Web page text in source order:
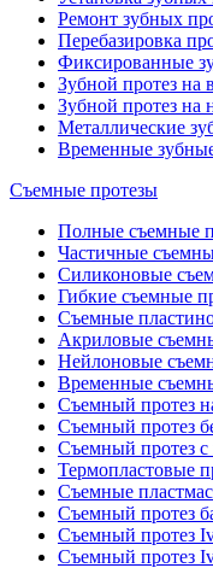
Ремонт зубных
Перебазировка
Фиксированные
Зубной протез на
Зубной протез
Металлические
Временные
Съемные протезы
Полные съемные
Частичные
Силиконовые
Гибкие съемные
Съемные
Акриловые
Нейлоновые
Временные
Съемный протез
Съемный протез
Съемный протез с
Термопластовые
Съемные
Съемный протез
Съемный протез
Съемный протез